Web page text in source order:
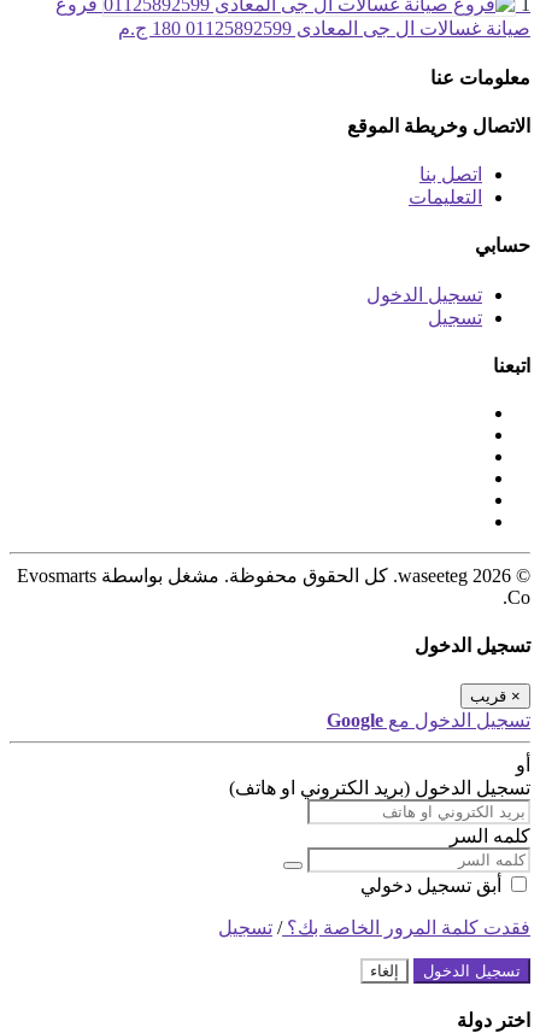
1
فروع
صيانة غسالات ال جى المعادى 01125892599
180 ج.م
معلومات عنا
الاتصال وخريطة الموقع
اتصل بنا
التعليمات
حسابي
تسجيل الدخول
تسجيل
اتبعنا
© 2026 waseeteg. كل الحقوق محفوظة. مشغل بواسطة Evosmarts
Co.
تسجيل الدخول
× قريب
تسجيل الدخول مع Google
أو
تسجيل الدخول (بريد الكتروني او هاتف)
كلمه السر
أبق تسجيل دخولي
فقدت كلمة المرور الخاصة بك؟/ تسجيل
تسجيل الدخول إلغاء
اختر دولة